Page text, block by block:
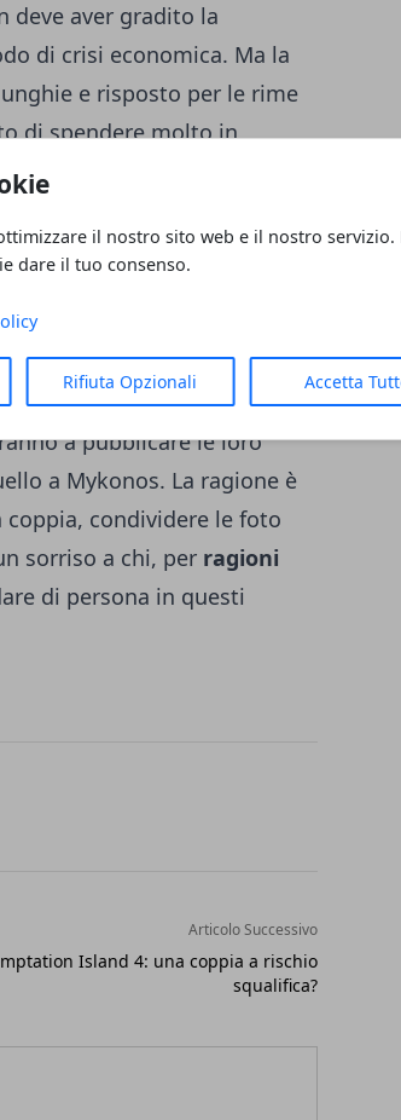
il nostro sito web e il nostro servizio.
dare il tuo consenso.
Rifiuta Opzionali Accetta
deve aver gradito la
di crisi economica. Ma la
e risposto per le rime
di spendere molto in
di andare in vacanza.
corteggiatrice ha cercato di
risultare fastidioso, ma
felice per i Damellis? In
esiste gente meno
anche perché iDamellis,
a pubblicare le loro
a Mykonos. La ragione è
coppia, condividere le foto
sorriso a chi, per ragioni
di persona in questi
Articolo Successivo
Island 4: una coppia a rischio
squalifica?